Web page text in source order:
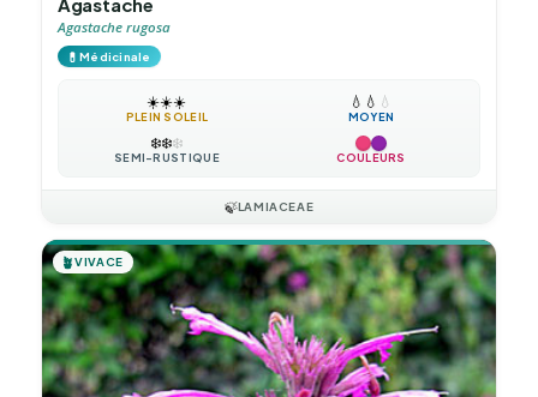
Agastache rugosa
💊Médicinale
☀️☀️☀️
PLEIN SOLEIL
💧 💧 💧
MOYEN
❄️❄️❄️
SEMI-RUSTIQUE COULEURS
🍃LAMIACEAE
🪴VIVACE